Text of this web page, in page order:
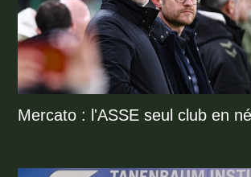
Mercato : l'ASSE seul club en